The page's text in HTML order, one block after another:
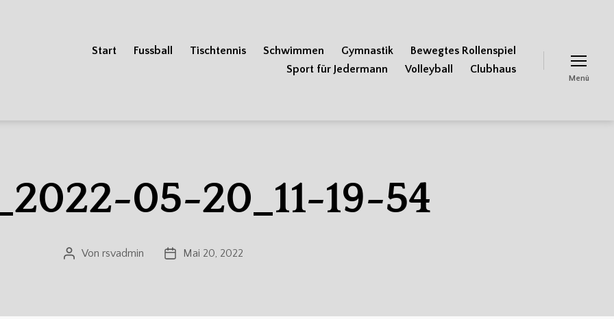
Start Fussball Tischtennis Schwimmen Gymnastik
Bewegtes Rollenspiel
Sport für Jedermann
Volleyball Clubhaus
Menü
05-20_11-19-54
Beitragsautor
Von rsvadmin Veröffentlichungsdatum
Mai 20, 2022